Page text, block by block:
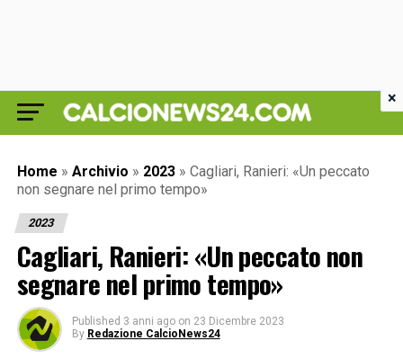
Home » Archivio » 2023 » Cagliari, Ranieri: «Un peccato
non segnare nel primo tempo»
2023
Cagliari, Ranieri: «Un peccato non
segnare nel primo tempo»
Published 3 anni ago on 23 Dicembre 2023
By Redazione CalcioNews24
×